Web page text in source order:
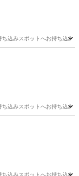
みスポットへお持ち込みし
みスポットへお持ち込みし
みスポットへお持ち込みし